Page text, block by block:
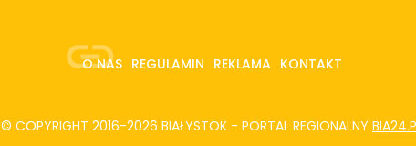
O NAS REGULAMIN REKLAMA KONTAKT
© COPYRIGHT 2016-2026 BIAŁYSTOK - PORTAL REGIONALNY